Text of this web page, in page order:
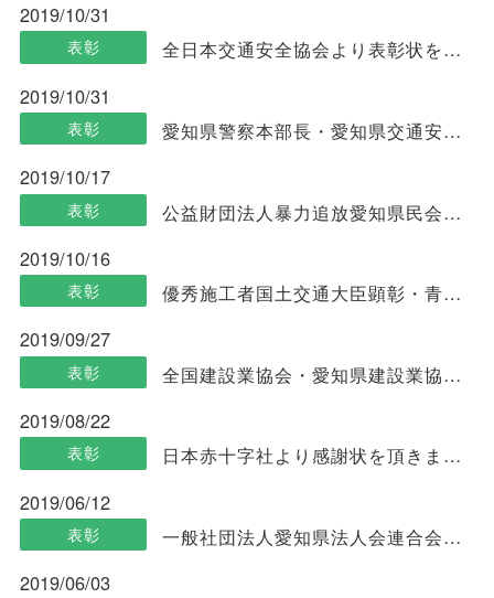
2019/10/31
表彰
全日本交通安全協会より表彰状を頂きました
2019/10/31
表彰
愛知県警察本部長・愛知県交通安全協会長より表彰状と感謝状を頂きました
2019/10/17
表彰
公益財団法人暴力追放愛知県民会議より感謝状を頂きました
2019/10/16
表彰
優秀施工者国土交通大臣顕彰・青年優秀施工者土地･建設産業局長顕彰を顕彰しました
2019/09/27
表彰
全国建設業協会・愛知県建設業協会より表彰状を頂きました
2019/08/22
表彰
日本赤十字社より感謝状を頂きました
2019/06/12
表彰
一般社団法人愛知県法人会連合会より表彰状を頂きました
2019/06/03